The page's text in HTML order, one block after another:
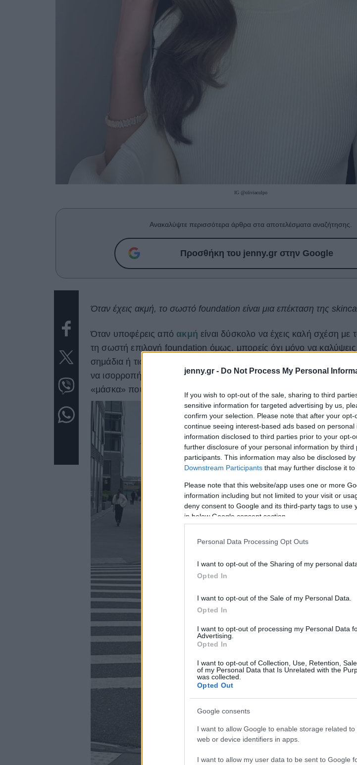
jenny.gr - Do Not Process My Personal
If you wish to opt-out of the sale, sharing to third
sensitive information for targeted advertising by us,
confirm your selection. Please note that after your
continue seeing interest-based ads based on
information disclosed to third parties prior to your opt-
further disclosure of your personal information by third
participants. This information may also be disclosed
Downstream Participants that may further disclose it to
Please note that this website/app uses one or more
information including but not limited to your visit or
deny consent to Google and its third-party tags to use
in below Google consent section.
Personal Data Processing Opt Outs
I want to opt-out of the Sharing of my personal
Opted In
I want to opt-out of the Sale of my Personal Data.
Opted In
I want to opt-out of processing my Personal Data
Advertising.
Opted In
I want to opt-out of Collection, Use, Retention,
of my Personal Data that Is Unrelated with the
was collected.
Opted Out
Google consents
I want to allow Google to enable storage related
web or device identifiers in apps.
I want to allow my user data to be sent to Google
IG @oliviaculpo
Ανακαλύψτε περισσότερα άρθρα στα αποτελέσματα αναζήτησης.
Προσθήκη του jenny.gr στην Google
Όταν έχεις ακμή, το σωστό foundation είναι μια επέκταση της
Όταν υποφέρεις από ακμή είναι δύσκολο να έχεις καλή σχέση
τη σωστή επιλογή foundation όμως, μπορείς όχι μόνο να
σημάδια ή τις φλεγμονές, αλλά και να βοηθήσεις την επιδερμίδα
να ισορροπήσει. Το «κλειδί» είναι να δεις το foundation ως
«μάσκα» που θα καλύψει όλα όσα θέλεις να κρύψεις.